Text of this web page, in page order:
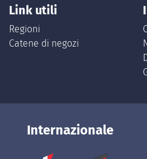
Link utili
Regioni
Catene di negozi
Internazionale